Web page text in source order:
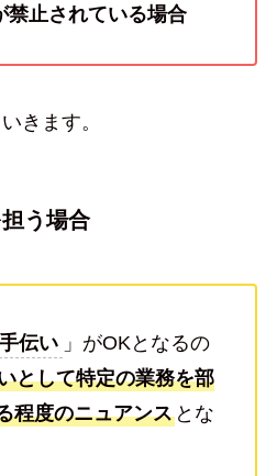
禁止されている場合
きます。
う場合
伝い 」がOKとなるの
として特定の業務を部
程度のニュアンスとな